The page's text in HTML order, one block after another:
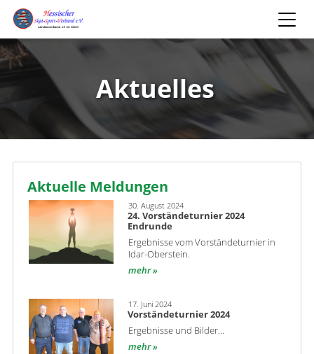
Aktuelles
Aktuelle Meldungen
30. August 2024
24. Vorständeturnier 2024
Endrunde
Ergebnisse vom Vorständeturnier in
Idar-Oberstein.
mehr
17. Juni 2024
Vorständeturnier 2024
Ergebnisse und Bilder...
mehr